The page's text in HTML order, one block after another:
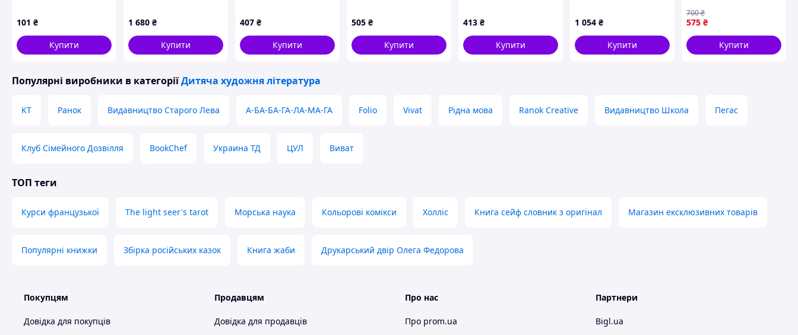
403600
101 ₴
Купити
1 680 ₴
Купити
407 ₴
Купити
Юлія Ярмоленко
505 ₴
Купити
стань господарем
свого життя! / Джен
Сінсеро
413 ₴
Купити
Баранже
1 054 ₴
Купити
575 ₴
700₴
Купити
Популярні виробники в категоріїДитяча художня література
KT Ранок Видавництво Старого Лева А-БА-БА-ГА-ЛА-МА-ГА Folio Vivat Рідна мова Ranok Creative Видавництво Школа Пегас
Клуб Сімейного Дозвілля BookChef Украина ТД ЦУЛ Виват
ТОП теги
Курси французької The light seer's tarot Морська наука Кольорові комікси Холліс Книга сейф словник з оригінал Магазин ексклюзивних товарів
Популярні книжки Збірка російських казок Книга жаби Друкарський двір Олега Федорова
Покупцям
Довідка для покупців
Продавцям
Довідка для продавців
Про нас
Про prom.ua
Партнери
Bigl.ua